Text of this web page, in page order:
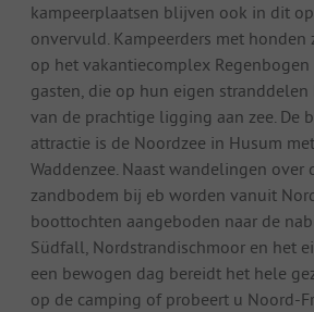
kampeerplaatsen blijven ook in dit
onvervuld. Kampeerders met honden
op het vakantiecomplex Regenbogen
gasten, die op hun eigen
van de prachtige ligging aan zee. De
attractie is de Noordzee in Husum
Waddenzee. Naast wandelingen over
zandbodem bij eb worden vanuit
boottochten aangeboden naar de
Südfall, Nordstrandischmoor en het
een bewogen dag bereidt het hele
op de camping of probeert u Noord-